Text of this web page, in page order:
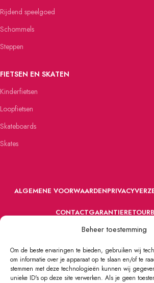
Beheer toestemming
Om de beste ervaringen te bieden, gebruiken wij
om informatie over je apparaat op te slaan en/of te
stemmen met deze technologieën kunnen wij
unieke ID's op deze site verwerken. Als je geen
Rijdend speelgoed
Schommels
Steppen
FIETSEN EN SKATEN
Kinderfietsen
Loopfietsen
Skateboards
Skates
ALGEMENE VOORWAARDENPRIVACY
CONTACTGARANTIE